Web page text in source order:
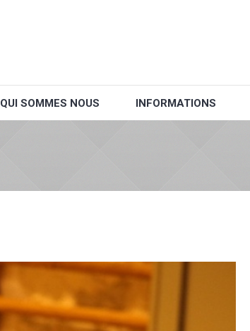
QUI SOMMES NOUS INFORMATIONS